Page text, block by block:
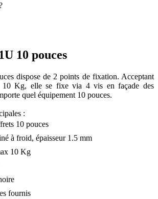
10 pouces
dispose de 2 points de fixation. Acceptant
10 Kg, elle se fixe via 4 vis en façade des
quel équipement 10 pouces.
:
10 pouces
à froid, épaisseur 1.5 mm
10 Kg
fournis